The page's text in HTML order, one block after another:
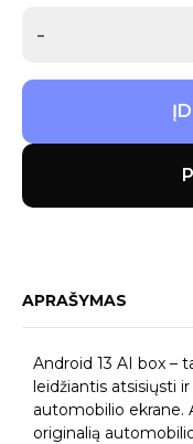
-
APRAŠYMAS
Android 13 AI box –
leidžiantis atsisiųsti
automobilio ekrane.
originalią